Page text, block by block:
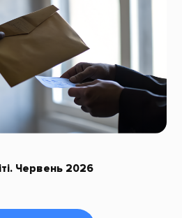
Червень 2026